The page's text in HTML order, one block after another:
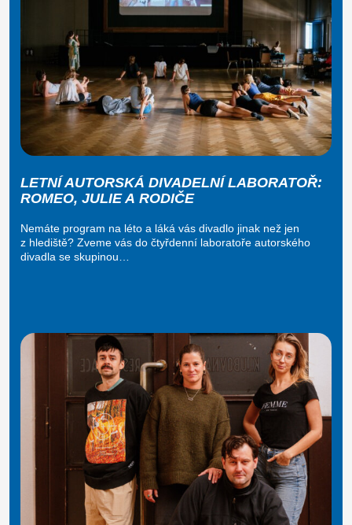
LETNÍ AUTORSKÁ DIVADELNÍ LABORATOŘ:
ROMEO, JULIE A RODIČE
Nemáte program na léto a láká vás divadlo jinak než jen
z hlediště? Zveme vás do čtyřdenní laboratoře autorského
divadla se skupinou…